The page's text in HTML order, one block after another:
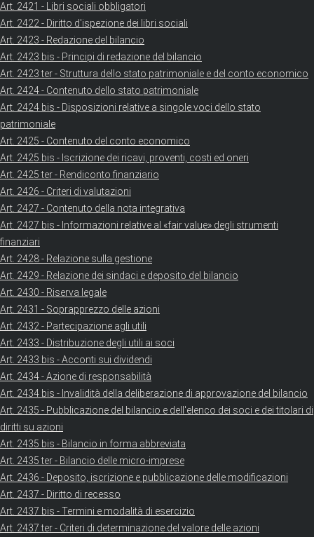
Art. 2421 - Libri sociali obbligatori
Art. 2422 - Diritto d'ispezione dei libri sociali
Art. 2423 - Redazione del bilancio
Art. 2423 bis - Principi di redazione del bilancio
Art. 2423 ter - Struttura dello stato patrimoniale e del conto economico
Art. 2424 - Contenuto dello stato patrimoniale
Art. 2424 bis - Disposizioni relative a singole voci dello stato
patrimoniale
Art. 2425 - Contenuto del conto economico
Art. 2425 bis - Iscrizione dei ricavi, proventi, costi ed oneri
Art. 2425 ter - Rendiconto finanziario
Art. 2426 - Criteri di valutazioni
Art. 2427 - Contenuto della nota integrativa
Art. 2427 bis - Informazioni relative al «fair value» degli strumenti
finanziari
Art. 2428 - Relazione sulla gestione
Art. 2429 - Relazione dei sindaci e deposito del bilancio
Art. 2430 - Riserva legale
Art. 2431 - Soprapprezzo delle azioni
Art. 2432 - Partecipazione agli utili
Art. 2433 - Distribuzione degli utili ai soci
Art. 2433 bis - Acconti sui dividendi
Art. 2434 - Azione di responsabilità
Art. 2434 bis - Invalidità della deliberazione di approvazione del bilancio
Art. 2435 - Pubblicazione del bilancio e dell'elenco dei soci e dei titolari di
diritti su azioni
Art. 2435 bis - Bilancio in forma abbreviata
Art. 2435 ter - Bilancio delle micro-imprese
Art. 2436 - Deposito, iscrizione e pubblicazione delle modificazioni
Art. 2437 - Diritto di recesso
Art. 2437 bis - Termini e modalità di esercizio
Art. 2437 ter - Criteri di determinazione del valore delle azioni